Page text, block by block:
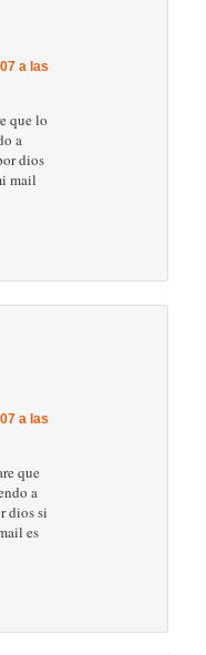
a las
que lo
a
dios
mail
a las
que
a
dios si
es